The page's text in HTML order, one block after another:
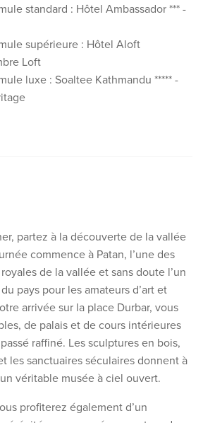
standard : Hôtel Ambassador *** -
supérieure : Hôtel Aloft
Loft
luxe : Soaltee Kathmandu ***** -
partez à la découverte de la vallée
commence à Patan, l’une des
de la vallée et sans doute l’un
pays pour les amateurs d’art et
arrivée sur la place Durbar, vous
de palais et de cours intérieures
raffiné. Les sculptures en bois,
les sanctuaires séculaires donnent à
véritable musée à ciel ouvert.
profiterez également d’un